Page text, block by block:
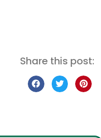
Share this post: